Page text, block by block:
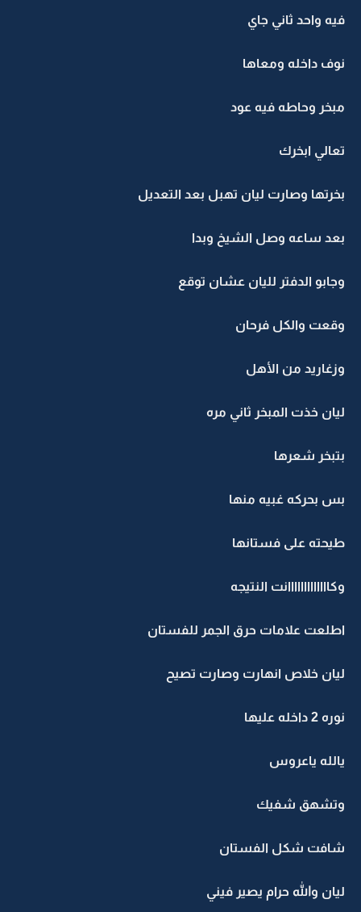
فيه واحد ثاني جاي
نوف داخله ومعاها
مبخر وحاطه فيه عود
تعالي ابخرك
بخرتها وصارت ليان تهبل بعد التعديل
بعد ساعه وصل الشيخ وبدا
وجابو الدفتر لليان عشان توقع
وقعت والكل فرحان
وزغاريد من الأهل
ليان خذت المبخر ثاني مره
بتبخر شعرها
بس بحركه غبيه منها
طيحته على فستانها
وكااااااااااااانت النتيجه
اطلعت علامات حرق الجمر للفستان
ليان خلاص انهارت وصارت تصيح
نوره 2 داخله عليها
يالله ياعروس
وتشهق شفيك
شافت شكل الفستان
ليان والله حرام يصير فيني